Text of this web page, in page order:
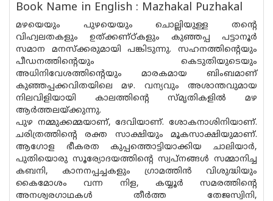
Book Name in English : Mazhakal Puzhakal
മഴയെയും പുഴയെയും ചൊല്ലിയുള്ള തന്റെ
വിഹ്വലതകളും ഉത്ക്കണ്ഠ്കളും കുഞ്ഞപ്പ പട്ടാനൂര്‍
സമാന മനസ്ക്കരുമായി പങ്കിടുന്നു. സഹനത്തിന്റെയും
പീഡനത്തിന്റെയും കെടുതിയുടെയും
അധിനിവേശത്തിന്റെയും മാരകമായ ബിംബമാണ്
കുഞ്ഞപ്പക്കവിതയിലെ മഴ. വന്യവും അശാന്തവുമായ
നിലവിളിയായി കാലത്തിന്റെ സ്മൃതികളില്‍ മഴ
ആര്‍ത്തലയ്ക്കുന്നു.
പുഴ നമ്മുക്കമ്മയാണ്, ദേവിയാണ്. ശോകനാശിനിയാണ്.
ചരിത്രത്തിന്റെ രക്ത സാക്ഷിയും മൂകസാക്ഷിയുമാണ്.
ആഗോള ഭീകരത കുപ്പത്തൊട്ടിയാക്കിയ ചാലിയാര്‍,
പുതിയൊരു സൂര്യോദയത്തിന്റെ സ്വപ്നങ്ങള്‍ സമ്മാ‍നിച്ച
കബനി, കാനനപ്പച്ചകളും ഗ്രാമത്തിന്‍ വിശുദ്ധിയും
കൈമോശം വന്ന നിള, കയ്യൂര്‍ സമരത്തിന്റെ
അനശ്വരഗാഥകള്‍ തീര്‍ത്ത തേജസ്വിനി,